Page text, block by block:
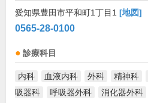
愛知県豊田市平和町1丁目1 [地図]
0565-28-0100
診療科目
内科 血液内科 外科 精神科
吸器科
呼吸器外科 消化器外科